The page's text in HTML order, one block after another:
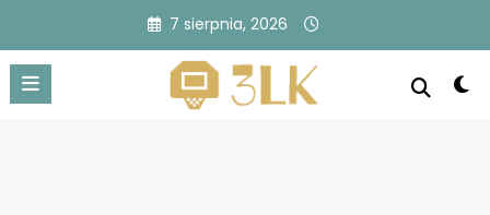
treści
7 sierpnia, 2026